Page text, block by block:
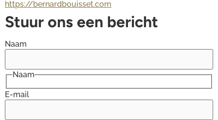
https://bernardbouisset.com
Stuur ons een bericht
Naam
Naam
E-mail